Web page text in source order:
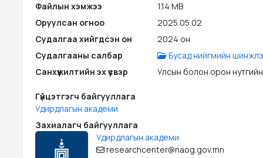
Файлын хэмжээ
1.14 MB
Оруулсан огноо
2025.05.02
Судалгаа хийгдсэн он
2024 он
Судалгааны салбар
Бусад нийгмийн
Санхүүжилтийн эх үүсвэр
Улсын болон орон
Гүйцэтгэгч байгууллага
Удирдлагын академи
Захиалагч байгууллага
Удирдлагын академи
researchcenter@naog.gov.mn